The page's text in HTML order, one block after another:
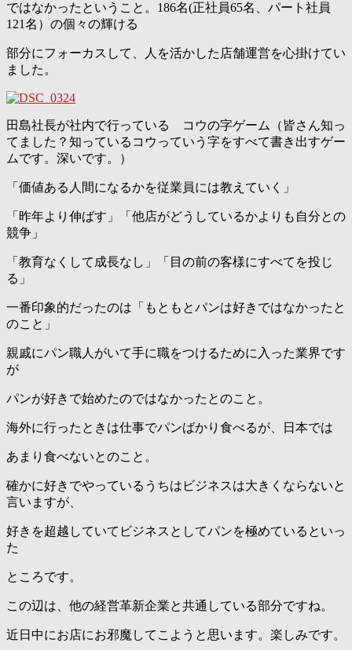
ではなかったということ。186名(正社員65名、パート社員
121名）の個々の輝ける
部分にフォーカスして、人を活かした店舗運営を心掛けてい
ました。
田島社長が社内で行っている コウの字ゲーム（皆さん知っ
てました？知っているコウっていう字をすべて書き出すゲー
ムです。深いです。）
「価値ある人間になるかを従業員には教えていく」
「昨年より伸ばす」「他店がどうしているかよりも自分との
競争」
「教育なくして成長なし」「目の前の客様にすべてを投じ
る」
一番印象的だったのは「もともとパンは好きではなかったと
のこと」
親戚にパン職人がいて手に職をつけるために入った業界です
が
パンが好きで始めたのではなかったとのこと。
海外に行ったときは仕事でパンばかり食べるが、日本では
あまり食べないとのこと。
確かに好きでやっているうちはビジネスは大きくならないと
言いますが、
好きを超越していてビジネスとしてパンを極めているといっ
た
ところです。
この辺は、他の経営革新企業と共通している部分ですね。
近日中にお店にお邪魔してこようと思います。楽しみです。